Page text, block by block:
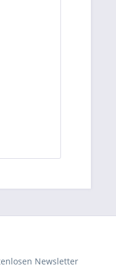
Newsletter